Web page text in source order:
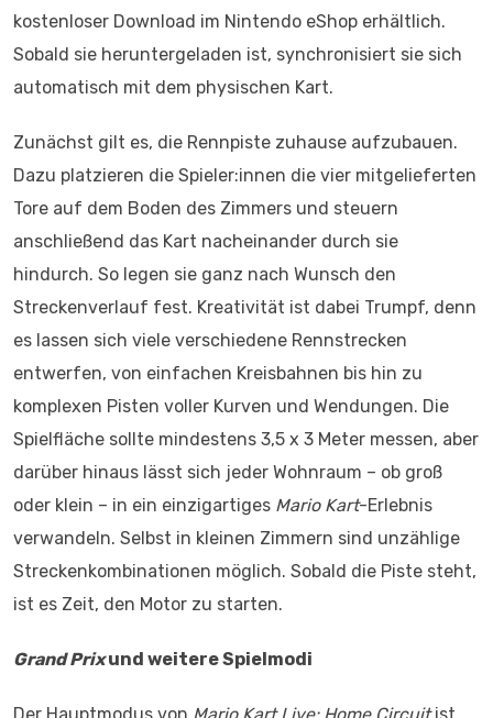
kostenloser Download im Nintendo eShop erhältlich.
Sobald sie heruntergeladen ist, synchronisiert sie sich
automatisch mit dem physischen Kart.
Zunächst gilt es, die Rennpiste zuhause aufzubauen.
Dazu platzieren die Spieler:innen die vier mitgelieferten
Tore auf dem Boden des Zimmers und steuern
anschließend das Kart nacheinander durch sie
hindurch. So legen sie ganz nach Wunsch den
Streckenverlauf fest. Kreativität ist dabei Trumpf, denn
es lassen sich viele verschiedene Rennstrecken
entwerfen, von einfachen Kreisbahnen bis hin zu
komplexen Pisten voller Kurven und Wendungen. Die
Spielfläche sollte mindestens 3,5 x 3 Meter messen, aber
darüber hinaus lässt sich jeder Wohnraum – ob groß
oder klein – in ein einzigartiges Mario Kart-Erlebnis
verwandeln. Selbst in kleinen Zimmern sind unzählige
Streckenkombinationen möglich. Sobald die Piste steht,
ist es Zeit, den Motor zu starten.
Grand Prixund weitere Spielmodi